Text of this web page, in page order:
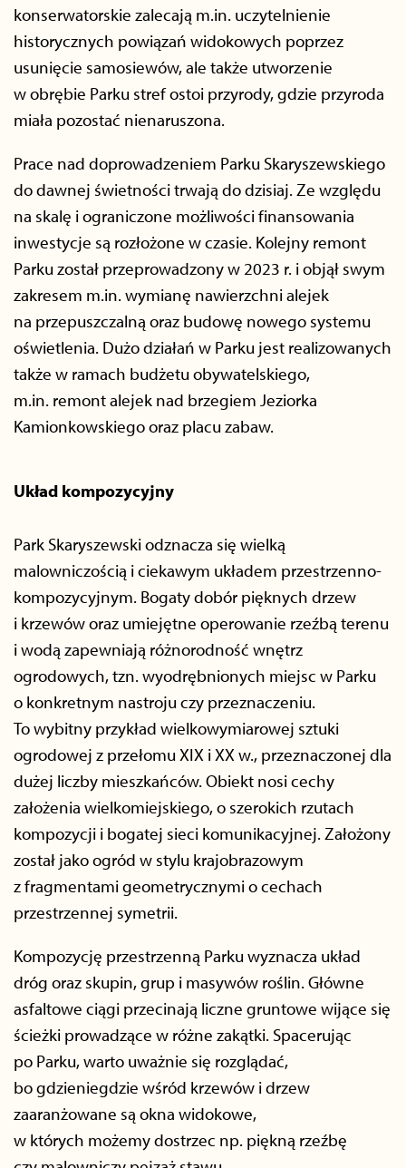
konserwatorskie zalecają m.in. uczytelnienie
historycznych powiązań widokowych poprzez
usunięcie samosiewów, ale także utworzenie
w obrębie Parku stref ostoi przyrody, gdzie przyroda
miała pozostać nienaruszona.
Prace nad doprowadzeniem Parku Skaryszewskiego
do dawnej świetności trwają do dzisiaj. Ze względu
na skalę i ograniczone możliwości finansowania
inwestycje są rozłożone w czasie. Kolejny remont
Parku został przeprowadzony w 2023 r. i objął swym
zakresem m.in. wymianę nawierzchni alejek
na przepuszczalną oraz budowę nowego systemu
oświetlenia. Dużo działań w Parku jest realizowanych
także w ramach budżetu obywatelskiego,
m.in. remont alejek nad brzegiem Jeziorka
Kamionkowskiego oraz placu zabaw.
Układ kompozycyjny
Park Skaryszewski odznacza się wielką
malowniczością i ciekawym układem przestrzenno-
kompozycyjnym. Bogaty dobór pięknych drzew
i krzewów oraz umiejętne operowanie rzeźbą terenu
i wodą zapewniają różnorodność wnętrz
ogrodowych, tzn. wyodrębnionych miejsc w Parku
o konkretnym nastroju czy przeznaczeniu.
To wybitny przykład wielkowymiarowej sztuki
ogrodowej z przełomu XIX i XX w., przeznaczonej dla
dużej liczby mieszkańców. Obiekt nosi cechy
założenia wielkomiejskiego, o szerokich rzutach
kompozycji i bogatej sieci komunikacyjnej. Założony
został jako ogród w stylu krajobrazowym
z fragmentami geometrycznymi o cechach
przestrzennej symetrii.
Kompozycję przestrzenną Parku wyznacza układ
dróg oraz skupin, grup i masywów roślin. Główne
asfaltowe ciągi przecinają liczne gruntowe wijące się
ścieżki prowadzące w różne zakątki. Spacerując
po Parku, warto uważnie się rozglądać,
bo gdzieniegdzie wśród krzewów i drzew
zaaranżowane są okna widokowe,
w których możemy dostrzec np. piękną rzeźbę